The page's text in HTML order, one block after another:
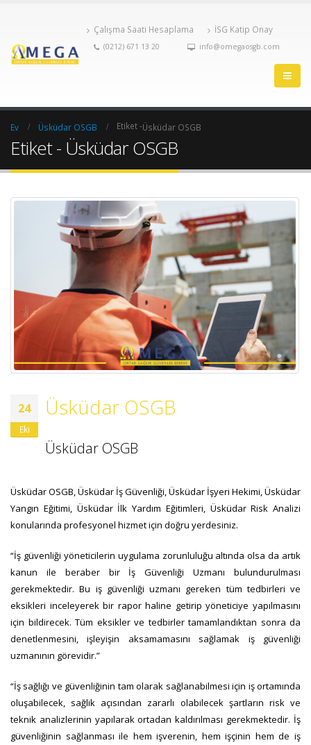
Çalışma Saati Hesaplama İSG Katip Onay
(0212) 671 13 20 info@omegaosgb.com
Ev Üsküdar OSGB Etiket -Üsküdar OSGB
Etiket - Üsküdar OSGB
24
Eki
Üsküdar OSGB
Üsküdar OSGB
Üsküdar OSGB, Üsküdar İş Güvenliği, Üsküdar İşyeri Hekimi, Üsküdar
Yangın Eğitimi, Üsküdar İlk Yardım Eğitimleri, Üsküdar Risk Analizi
konularında profesyonel hizmet için doğru yerdesiniz.
“İş güvenliği yöneticilerin uygulama zorunluluğu altında olsa da artık
kanun ile beraber bir İş Güvenliği Uzmanı bulundurulması
gerekmektedir. Bu iş güvenliği uzmanı gereken tüm tedbirleri ve
eksikleri inceleyerek bir rapor haline getirip yöneticiye yapılmasını
için bildirecek. Tüm eksikler ve tedbirler tamamlandıktan sonra da
denetlenmesini, işleyişin aksamamasını sağlamak iş güvenliği
uzmanının görevidir.”
“İş sağlığı ve güvenliğinin tam olarak sağlanabilmesi için iş ortamında
oluşabilecek, sağlık açısından zararlı olabilecek şartların risk ve
teknik analizlerinin yapılarak ortadan kaldırılması gerekmektedir. İş
güvenliğinin sağlanması ile hem işverenin, hem işçinin hem de iş